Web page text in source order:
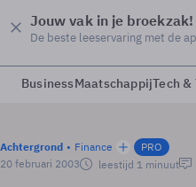
Jouw vak in je broekzak!
De beste leeservaring met de
BusinessMaatschappijTech
Achtergrond Finance
PRO
20 februari 2003
leestijd 1 minuut